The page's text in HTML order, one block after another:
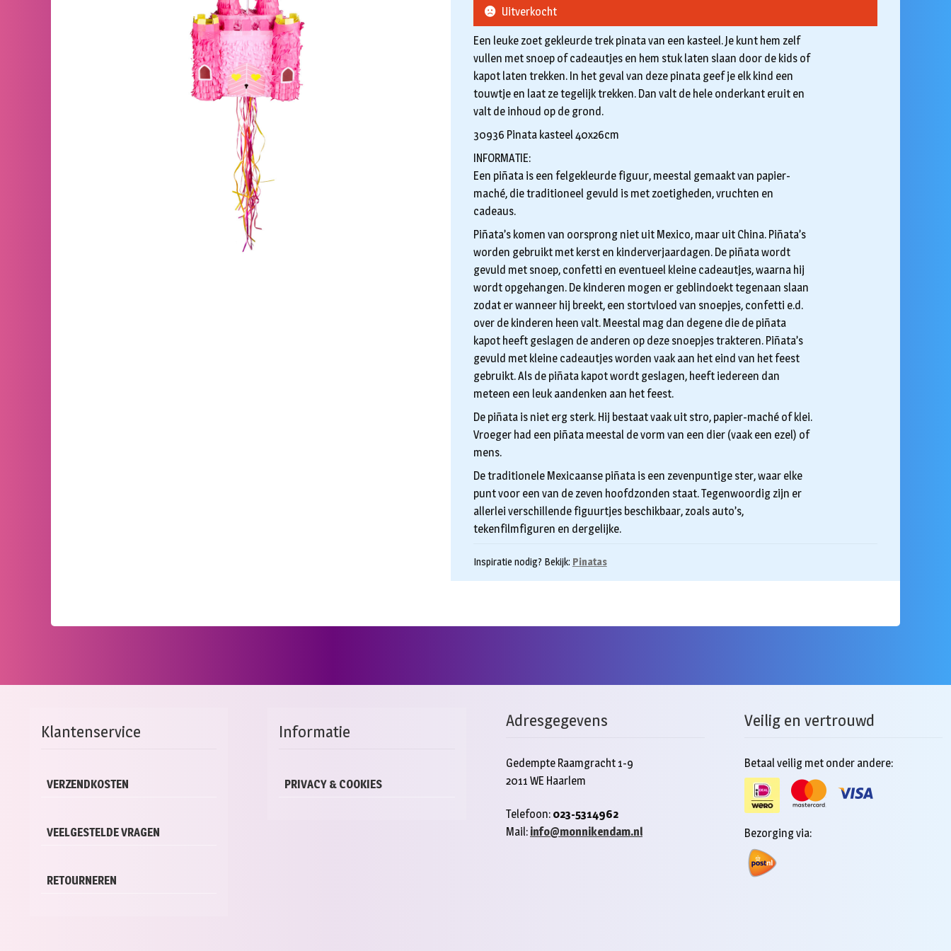
Een leuke zoet gekleurde trek pinata van een kasteel. Je kunt hem zelf
vullen met snoep of cadeautjes en hem stuk laten slaan door de kids of
kapot laten trekken. In het geval van deze pinata geef je elk kind een
touwtje en laat ze tegelijk trekken. Dan valt de hele onderkant eruit en
valt de inhoud op de grond.
30936 Pinata kasteel 40x26cm
INFORMATIE:
Een piñata is een felgekleurde figuur, meestal gemaakt van papier-
maché, die traditioneel gevuld is met zoetigheden, vruchten en
cadeaus.
Piñata’s komen van oorsprong niet uit Mexico, maar uit China. Piñata’s
worden gebruikt met kerst en kinderverjaardagen. De piñata wordt
gevuld met snoep, confetti en eventueel kleine cadeautjes, waarna hij
wordt opgehangen. De kinderen mogen er geblindoekt tegenaan slaan
zodat er wanneer hij breekt, een stortvloed van snoepjes, confetti e.d.
over de kinderen heen valt. Meestal mag dan degene die de piñata
kapot heeft geslagen de anderen op deze snoepjes trakteren. Piñata’s
gevuld met kleine cadeautjes worden vaak aan het eind van het feest
gebruikt. Als de piñata kapot wordt geslagen, heeft iedereen dan
meteen een leuk aandenken aan het feest.
De piñata is niet erg sterk. Hij bestaat vaak uit stro, papier-maché of klei.
Vroeger had een piñata meestal de vorm van een dier (vaak een ezel) of
mens.
De traditionele Mexicaanse piñata is een zevenpuntige ster, waar elke
punt voor een van de zeven hoofdzonden staat. Tegenwoordig zijn er
allerlei verschillende figuurtjes beschikbaar, zoals auto’s,
tekenfilmfiguren en dergelijke.
Inspiratie nodig? Bekijk: Pinatas
Uitverkocht
Klantenservice
VERZENDKOSTEN
VEELGESTELDE VRAGEN
RETOURNEREN
Informatie
PRIVACY & COOKIES
Adresgegevens
Gedempte Raamgracht 1-9
2011 WE Haarlem
Telefoon: 023-5314962
Mail: info@monnikendam.nl
Veilig en vertrouwd
Betaal veilig met onder andere:
Bezorging via: